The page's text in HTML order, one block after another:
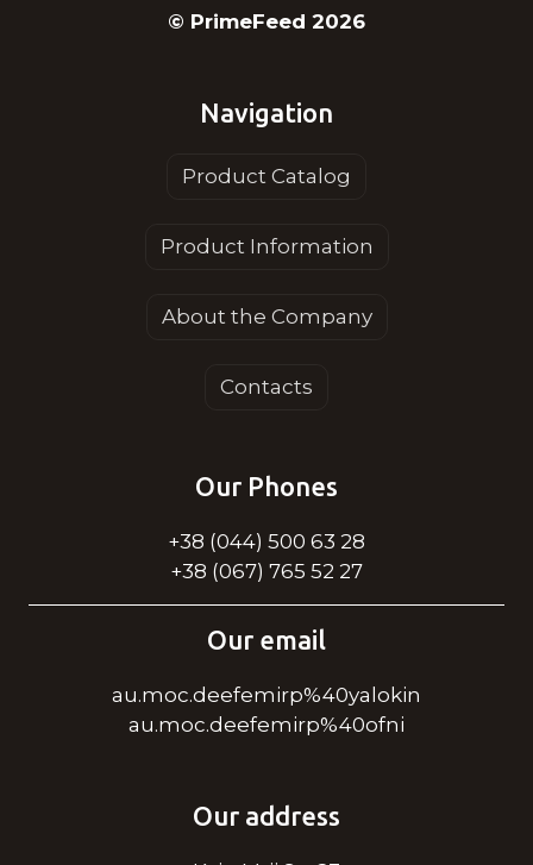
© PrimeFeed 2026
Navigation
Product Catalog
Product Information
About the Company
Contacts
Our Phones
+38 (044) 500 63 28
+38 (067) 765 52 27
Our email
au.moc.deefemirp%40yalokin
au.moc.deefemirp%40ofni
Our address